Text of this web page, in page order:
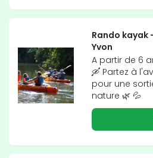
Rando kayak
Yvon
A partir de 6
🛶 Partez à
pour une
nature 🌿 💦